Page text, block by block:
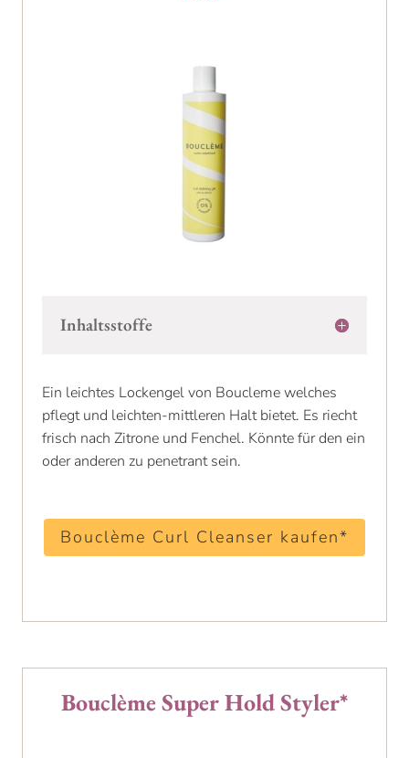
Inhaltsstoffe
Ein leichtes Lockengel von Boucleme welches
pflegt und leichten-mittleren Halt bietet. Es riecht
frisch nach Zitrone und Fenchel. Könnte für den ein
oder anderen zu penetrant sein.
Bouclème Curl Cleanser kaufen*
Bouclème Super Hold Styler*